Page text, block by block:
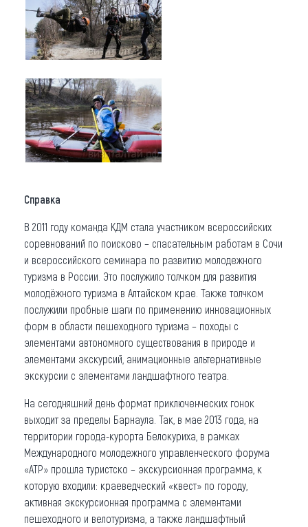
Справка
В 2011 году команда КДМ стала участником всероссийских
соревнований по поисково – спасательным работам в Сочи
и всероссийского семинара по развитию молодежного
туризма в России. Это послужило толчком для развития
молодёжного туризма в Алтайском крае. Также толчком
послужили пробные шаги по применению инновационных
форм в области пешеходного туризма – походы с
элементами автономного существования в природе и
элементами экскурсий, анимационные альтернативные
экскурсии с элементами ландшафтного театра.
На сегодняшний день формат приключенческих гонок
выходит за пределы Барнаула. Так, в мае 2013 года, на
территории города-курорта Белокуриха, в рамках
Международного молодежного управленческого форума
«АТР» прошла туристско – экскурсионная программа, к
которую входили: краеведческий «квест» по городу,
активная экскурсионная программа с элементами
пешеходного и велотуризма, а также ландшафтный